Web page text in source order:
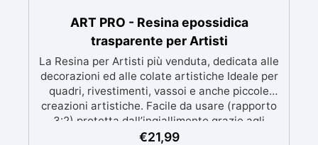
ART PRO - Resina epossidica
trasparente per Artisti
La Resina per Artisti più venduta, dedicata alle
decorazioni ed alle colate artistiche Ideale per
quadri, rivestimenti, vassoi e anche piccole
creazioni artistiche. Facile da usare (rapporto
3:2) protetta dall’ingiallimento grazie agli
speciali filtri UV Formula densa : non cola via,
€21,99